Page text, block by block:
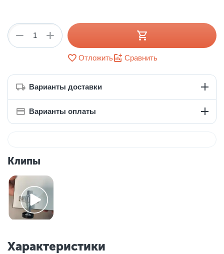
+
−
Отложить Сравнить
Варианты доставки
Варианты оплаты
Клипы
Характеристики